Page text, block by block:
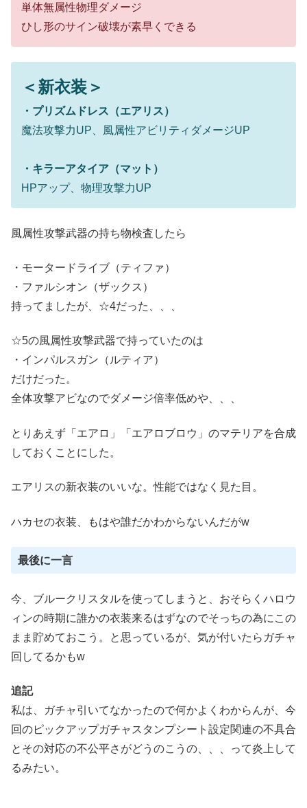
単体無属性物理ダメージ
ひし形のサイン破壊が素早くできる
＜新衣装＞
・プリズムドレス（エアリス）
魔法攻撃力UP、風属性アビリティダメージUP
・キラーアタイア（マット）
HPアップ、物理攻撃力UP
風属性攻撃武器の持ち物検査したら
・モータードライブ（ティファ）
・ファルシオン（ザックス）
持ってましたが、☆4だった、、、
☆5の風属性攻撃武器で持っていたのは
・インパルスガン（ルティア）
だけだった。
全体攻撃アビなのでダメージ倍率低めや、、、
とりあえず「エアロ」「エアロブロウ」のマテリアを合成
しておくことにした。
エアリスの新衣装のいいな。性能ではなく見た目。
ハカセの衣装、もはや誰だかわからないんだがw
最後に一言
今、ブルークリスタルを使ってしまうと、おそらくハロウ
ィンの時期に誰かの衣装来るはずなのでそっちの為にこの
まま貯めておこう。と思っているが、気が付いたらガチャ
回してるかもw
追記
私は、ガチャ引いてなかったので何かよくわからんが、今
回のピックアップガチャスタンプシート設定関連の不具合
とその対応の不公平さがどうのこうの、、、って炎上して
るみたい。